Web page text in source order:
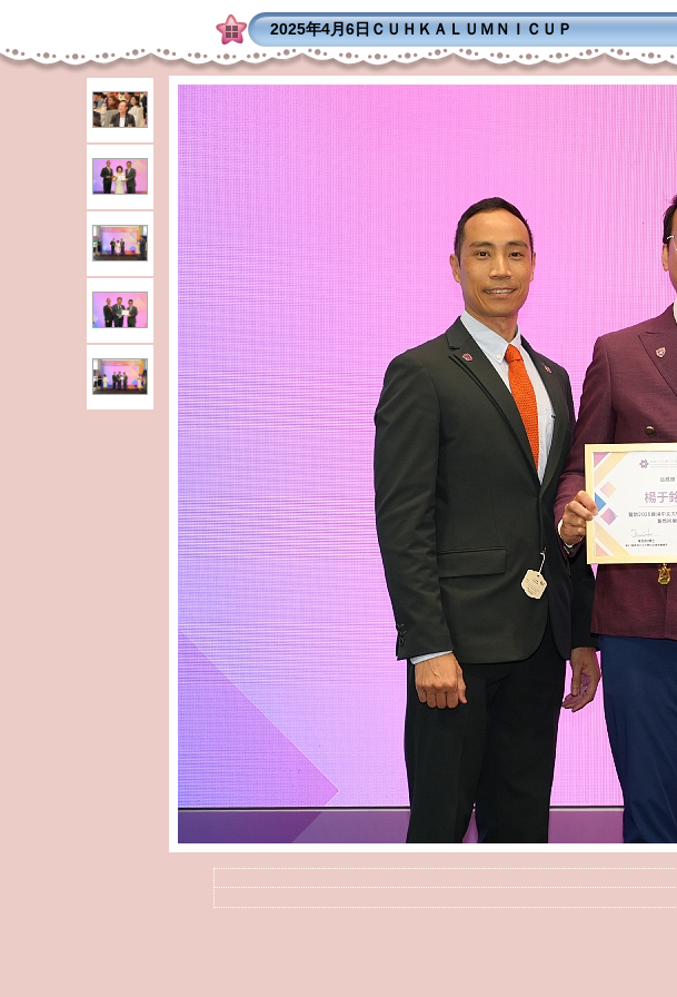
2025年4月6日ＣＵＨＫＡＬＵＭＮＩＣＵＰ